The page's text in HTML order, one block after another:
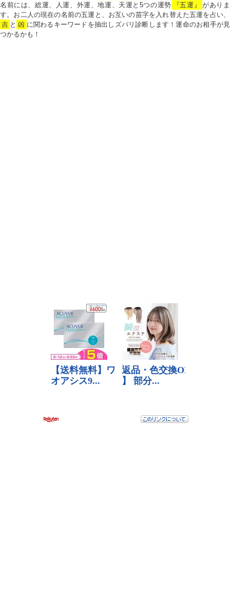
名前には、総運、人運、外運、地運、天運と5つの運勢
『五運』
がありま
す。お二人の現在の名前の五運と、お互いの苗字を入れ替えた五運を占い、
吉 と 凶 に関わるキーワードを抽出しズバリ診断します！運命のお相手が見
つかるかも！